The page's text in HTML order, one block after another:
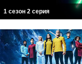
1 сезон 2 серия